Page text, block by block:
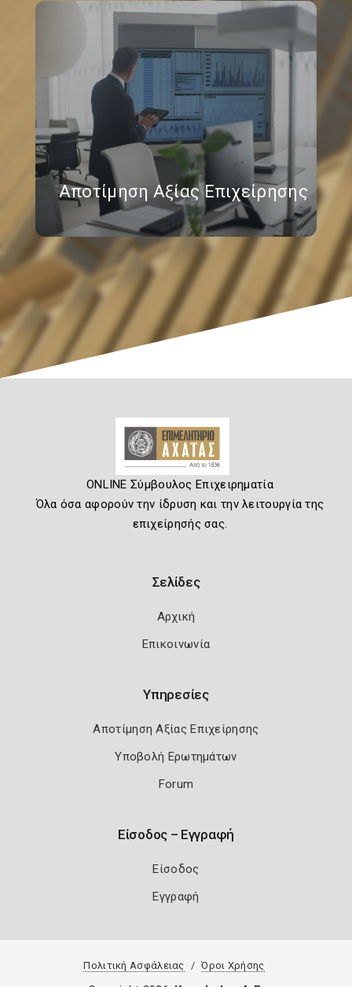
Αποτίμηση Αξίας Επιχείρησης
ONLINE Σύμβουλος Επιχειρηματία
Όλα όσα αφορούν την ίδρυση και την λειτουργία της
επιχείρησής σας.
Σελίδες
Αρχική
Επικοινωνία
Υπηρεσίες
Αποτίμηση Αξίας Επιχείρησης
Υποβολή Ερωτημάτων
Forum
Είσοδος – Εγγραφή
Είσοδος
Εγγραφή
Πολιτική Ασφάλειας Όροι Χρήσης